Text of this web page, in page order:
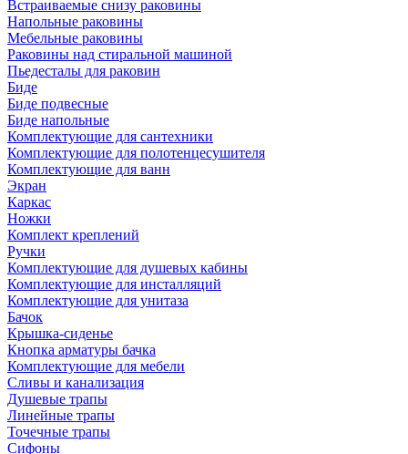
Встраиваемые снизу раковины
Напольные раковины
Мебельные раковины
Раковины над стиральной машиной
Пьедесталы для раковин
Биде
Биде подвесные
Биде напольные
Комплектующие для сантехники
Комплектующие для полотенцесушителя
Комплектующие для ванн
Экран
Каркас
Ножки
Комплект креплений
Ручки
Комплектующие для душевых кабины
Комплектующие для инсталляций
Комплектующие для унитаза
Бачок
Крышка-сиденье
Кнопка арматуры бачка
Комплектующие для мебели
Сливы и канализация
Душевые трапы
Линейные трапы
Точечные трапы
Сифоны